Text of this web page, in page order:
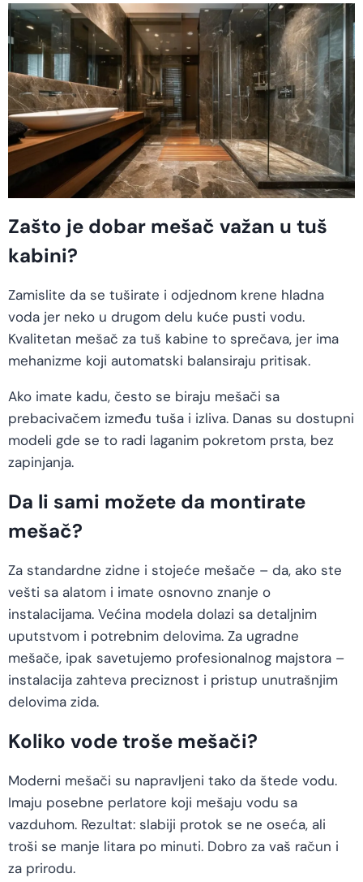
Zašto je dobar mešač važan u tuš
kabini?
Zamislite da se tuširate i odjednom krene hladna
voda jer neko u drugom delu kuće pusti vodu.
Kvalitetan mešač za tuš kabine to sprečava, jer ima
mehanizme koji automatski balansiraju pritisak.
Ako imate kadu, često se biraju mešači sa
prebacivačem između tuša i izliva. Danas su dostupni
modeli gde se to radi laganim pokretom prsta, bez
zapinjanja.
Da li sami možete da montirate
mešač?
Za standardne zidne i stojeće mešače – da, ako ste
vešti sa alatom i imate osnovno znanje o
instalacijama. Većina modela dolazi sa detaljnim
uputstvom i potrebnim delovima. Za ugradne
mešače, ipak savetujemo profesionalnog majstora –
instalacija zahteva preciznost i pristup unutrašnjim
delovima zida.
Koliko vode troše mešači?
Moderni mešači su napravljeni tako da štede vodu.
Imaju posebne perlatore koji mešaju vodu sa
vazduhom. Rezultat: slabiji protok se ne oseća, ali
troši se manje litara po minuti. Dobro za vaš račun i
za prirodu.